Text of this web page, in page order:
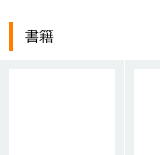
書籍